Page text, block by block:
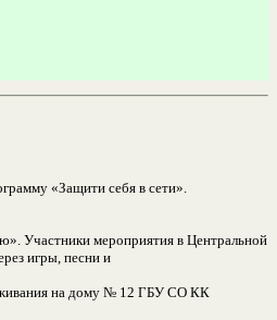
«Защити себя в сети».
Участники мероприятия в Центральной
игры, песни и
на дому № 12 ГБУ СО КК